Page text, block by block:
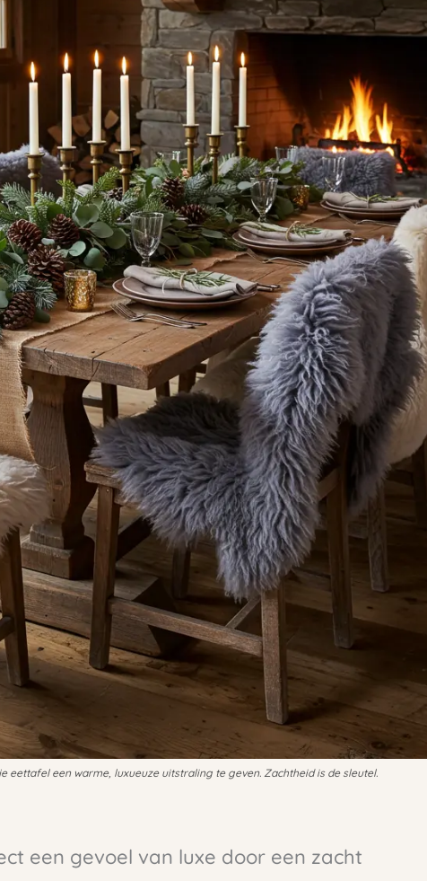
eettafel een warme, luxueuze uitstraling te geven. Zachtheid is de sleutel.
een gevoel van luxe door een zacht